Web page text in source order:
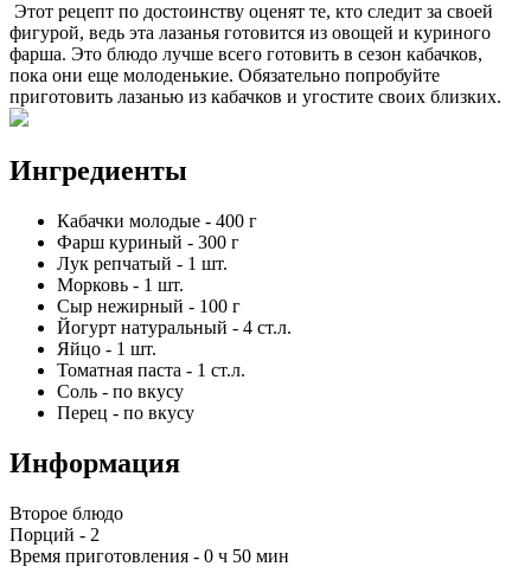
Этот рецепт по достоинству оценят те, кто следит за своей
фигурой, ведь эта лазанья готовится из овощей и куриного
фарша. Это блюдо лучше всего готовить в сезон кабачков,
пока они еще молоденькие. Обязательно попробуйте
приготовить лазанью из кабачков и угостите своих близких.
Ингредиенты
Кабачки молодые - 400 г
Фарш куриный - 300 г
Лук репчатый - 1 шт.
Морковь - 1 шт.
Сыр нежирный - 100 г
Йогурт натуральный - 4 ст.л.
Яйцо - 1 шт.
Томатная паста - 1 ст.л.
Соль - по вкусу
Перец - по вкусу
Информация
Второе блюдо
Порций - 2
Время приготовления - 0 ч 50 мин